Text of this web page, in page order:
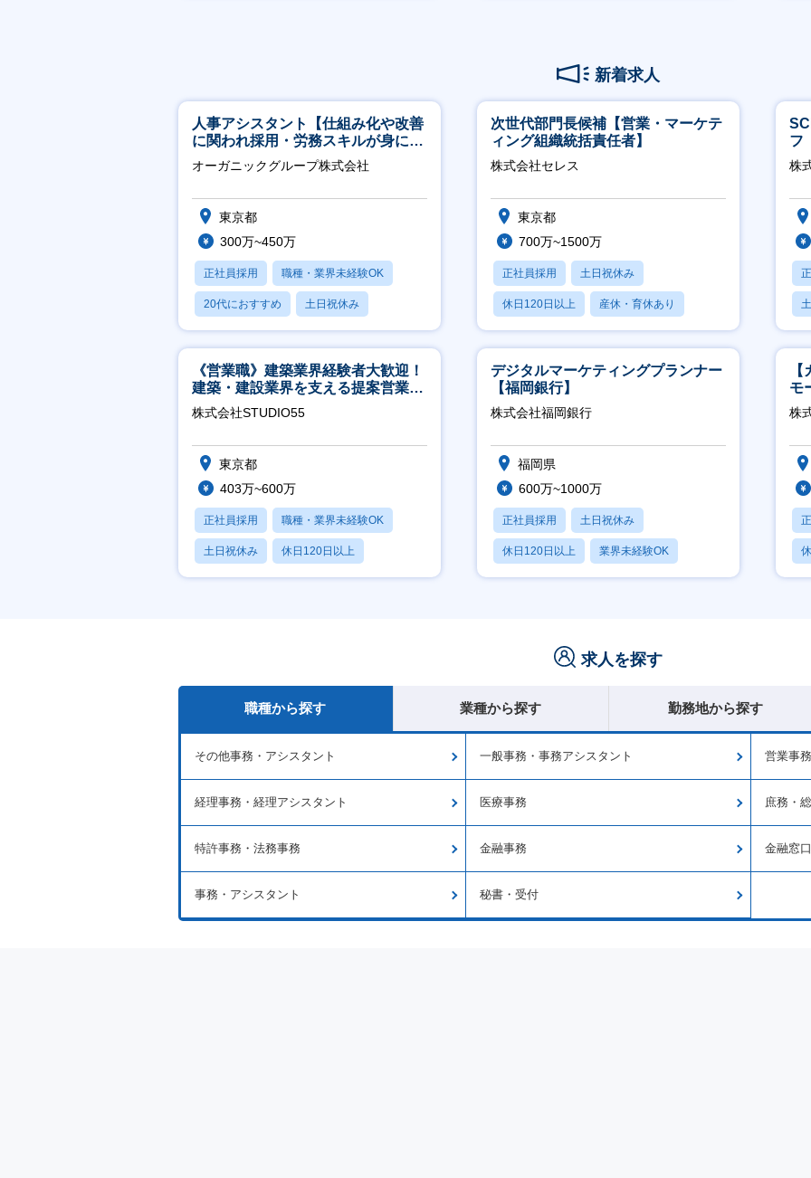
新着求人
人事アシスタント【仕組み化や改善
に関われ採用・労務スキルが身につ
く環境／年商120億円超の事業会
社】
オーガニックグループ株式会社
東京都
300万~450万
正社員採用 職種・業界未経験OK
20代におすすめ 土日祝休み
休日120日以上
次世代部門長候補【営業・マーケテ
ィング組織統括責任者】
株式会社セレス
東京都
700万~1500万
正社員採用 土日祝休み
休日120日以上 産休・育休あり
賞与あり
フ
迎
株
《営業職》建築業界経験者大歓迎！
建築・建設業界を支える提案営業職
│年休125日◎フレックス
株式会社STUDIO55
東京都
403万~600万
正社員採用 職種・業界未経験OK
土日祝休み 休日120日以上
産休・育休あり
デジタルマーケティングプランナー
【福岡銀行】
株式会社福岡銀行
福岡県
600万~1000万
正社員採用 土日祝休み
休日120日以上 業界未経験OK
産休・育休あり
モ
万
株
求人を探す
職種から探す 業種から探す 勤務地から探す
その他事務・アシスタント 一般事務・事務アシスタント 営業事
経理事務・経理アシスタント 医療事務 庶務・
特許事務・法務事務 金融事務 金融窓
事務・アシスタント 秘書・受付